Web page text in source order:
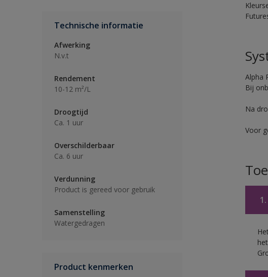
Technische informatie
Afwerking
N.v.t
Rendement
10-12 m²/L
Droogtijd
Ca. 1 uur
Overschilderbaar
Ca. 6 uur
Verdunning
Product is gereed voor gebruik
Samenstelling
Watergedragen
Product kenmerken
Alpha
Bij
Na
Voor
1.